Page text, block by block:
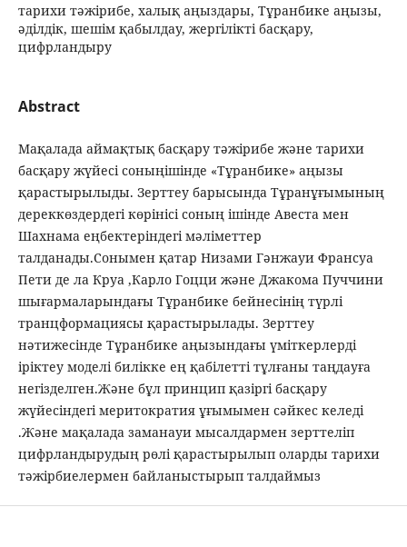
тарихи тәжірибе, халық аңыздары, Тұранбике аңызы,
әділдік, шешім қабылдау, жергілікті басқару,
цифрландыру
Abstract
Мақалада аймақтық басқару тәжірибе және тарихи
басқару жүйесі соныңішінде «Тұранбике» аңызы
қарастырылыды. Зерттеу барысында Тұранұғымының
дереккөздердегі көрінісі соның ішінде Авеста мен
Шахнама еңбектеріндегі мәліметтер
талданады.Сонымен қатар Низами Гәнжауи Франсуа
Пети де ла Круа ,Карло Гоцци және Джакома Пуччини
шығармаларындағы Тұранбике бейнесінің түрлі
транцформациясы қарастырылады. Зерттеу
нәтижесінде Тұранбике аңызындағы үміткерлерді
іріктеу моделі билікке ең қабілетті тұлғаны таңдауға
негізделген.Және бұл принцип қазіргі басқару
жүйесіндегі меритократия ұғымымен сәйкес келеді
.Және мақалада заманауи мысалдармен зерттеліп
цифрландырудың рөлі қарастырылып оларды тарихи
тәжірбиелермен байланыстырып талдаймыз